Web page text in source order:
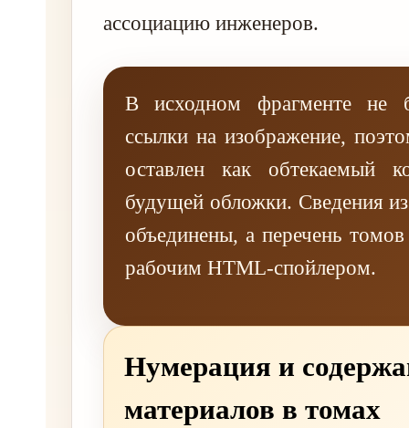
ассоциацию инженеров.
В исходном фрагменте не
ссылки на изображение,
оставлен как обтекаемый
будущей обложки. Сведения
объединены, а перечень
рабочим HTML-спойлером.
Нумерация и
материалов в томах